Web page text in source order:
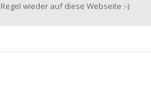
Regel wieder auf diese Webseite :-)